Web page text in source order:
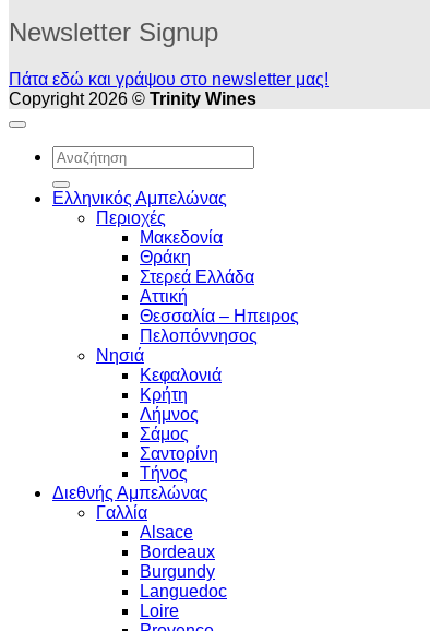
Newsletter Signup
Πάτα εδώ και γράψου στο newsletter μας!
Copyright 2026 © Trinity Wines
Αναζήτηση
για:
Ελληνικός Αμπελώνας
Περιοχές
Μακεδονία
Θράκη
Στερεά Ελλάδα
Αττική
Θεσσαλία – Hπειρος
Πελοπόννησος
Νησιά
Κεφαλονιά
Κρήτη
Λήμνος
Σάμος
Σαντορίνη
Τήνος
Διεθνής Αμπελώνας
Γαλλία
Alsace
Bordeaux
Burgundy
Languedoc
Loire